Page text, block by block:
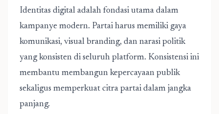
Identitas digital adalah fondasi utama dalam
kampanye modern. Partai harus memiliki gaya
komunikasi, visual branding, dan narasi politik
yang konsisten di seluruh platform. Konsistensi ini
membantu membangun kepercayaan publik
sekaligus memperkuat citra partai dalam jangka
panjang.